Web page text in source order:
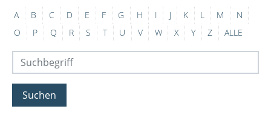
A B C D E F G H I J K L M
N
O
P Q R S T U V W X Y Z ALLE
Suchen